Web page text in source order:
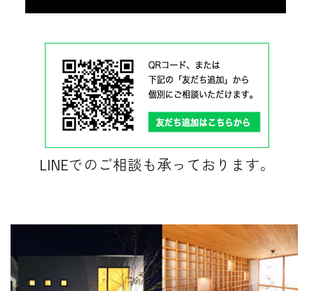
LINEでのご相談も承っております。